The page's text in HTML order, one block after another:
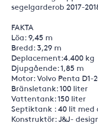
segelgarderob 2017-
FAKTA
Löa: 9,45 m
Bredd: 3,29 m
Deplacement:4.400 kg
Djupgående: 1,85 m
Motor: Volvo Penta D1-
Bränsletank: 100 liter
Vattentank: 150 liter
Septiktank : 40 lit med
Konstruktör: J&J-